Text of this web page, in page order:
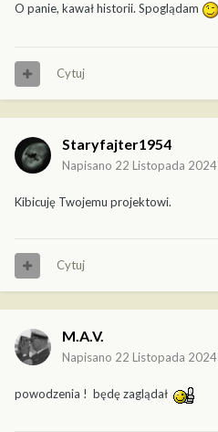
O panie, kawał historii. Spoglądam
Cytuj
Staryfajter1954
Napisano 22 Listopada 2024
Kibicuję Twojemu projektowi.
Cytuj
M.A.V.
Napisano 22 Listopada 2024
powodzenia ! będę zaglądał